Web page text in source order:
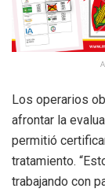
Los operarios
afrontar la
permitió
tratamiento.
trabajando con